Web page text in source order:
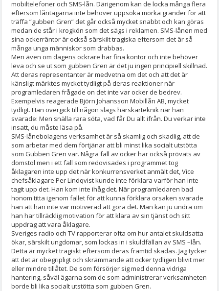
mobiltelefoner och SMS-lån. Därigenom kan de locka många flera
eftersom låntagarna inte behöver uppsöka mörka gränder för att
träffa ”gubben Gren” det går också mycket snabbt och kan göras
medan de står i krogkön som det sägs i reklamen. SMS-lånen med
sina ockerräntor är också särskilt tragiska eftersom det är så
många unga människor som drabbas.
Men även om dagens ockrare har fina kontor och inte behöver
leva och se ut som gubben Gren är det ju ingen principiell skillnad.
Att deras representanter är medvetna om det och att det är
känsligt märktes mycket tydligt på deras reaktioner när
programledaren frågade on det inte var ocker de bedrev.
Exempelvis reagerade Björn Johansson Mobillån AB, mycket
tydligt. Han övergick till någon slags härskarteknik när han
svarade: Men snälla rara söta, vad får Du allt ifrån. Du verkar inte
insatt, du måste läsa på.
SMS-lånebolagens verksamhet är så skamlig och skadlig, att de
som arbetar med dem förtjänar att bli minst lika socialt utstötta
som Gubben Gren var. Några fall av ocker har också prövats av
domstol men i ett fall som redovisades i programmet tog
åklagaren inte upp det när konkurrensverket anmält det, Vice
chefsåklagare Per Lindqvist kunde inte förklara varför han inte
tagit upp det. Han kom inte ihåg det. När programledaren bad
honom titta igenom fallet för att kunna förklara orsaken svarade
han att han inte var motiverad att göra det. Man kan ju undra om
han har tillräcklig motivation för att klara av sin tjänst och sitt
uppdrag att vara åklagare.
Sveriges radio och TV rapporterar ofta om hur antalet skuldsatta
ökar, särskilt ungdomar, som lockas in i skuldfällan av SMS –lån.
Detta är mycket tragiskt eftersom deras framtid skadas. Jag tycker
att det är obegripligt och skrämmande att ocker tydligen blivit mer
eller mindre tillåtet. De som försörjer sig med denna vidriga
hantering, såväl ägarna som de som administrerar verksamheten
borde bli lika socialt utstötta som gubben Gren.